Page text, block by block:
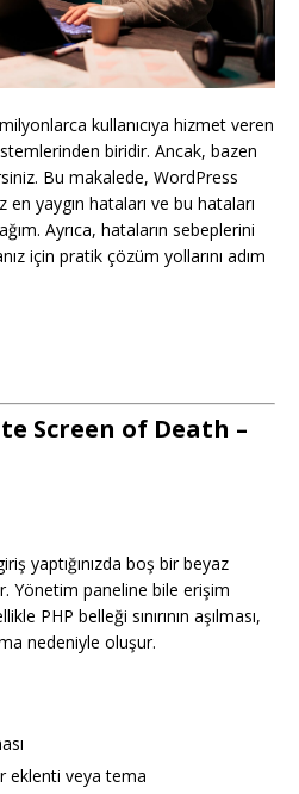
kullanıcıya hizmet veren
biridir. Ancak, bazen
Bu makalede, WordPress
yaygın hataları ve bu hataları
Ayrıca, hataların sebeplerini
için pratik çözüm yollarını adım
Screen of Death –
yaptığınızda boş bir beyaz
Yönetim paneline bile erişim
PHP belleği sınırının aşılması,
nedeniyle oluşur.
eklenti veya tema